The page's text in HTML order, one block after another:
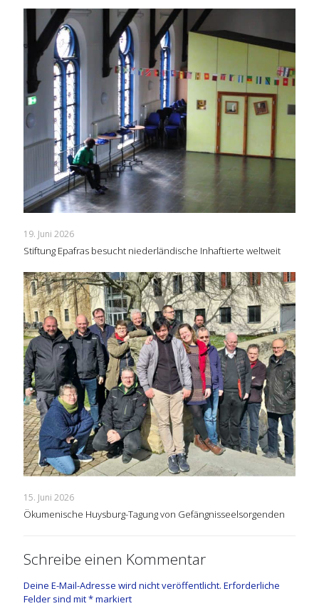
19. Juni 2026
Stiftung Epafras besucht niederländische Inhaftierte weltweit
15. Juni 2026
Ökumenische Huysburg-Tagung von Gefängnisseelsorgenden
Schreibe einen Kommentar
Deine E-Mail-Adresse wird nicht veröffentlicht. Erforderliche
Felder sind mit*markiert